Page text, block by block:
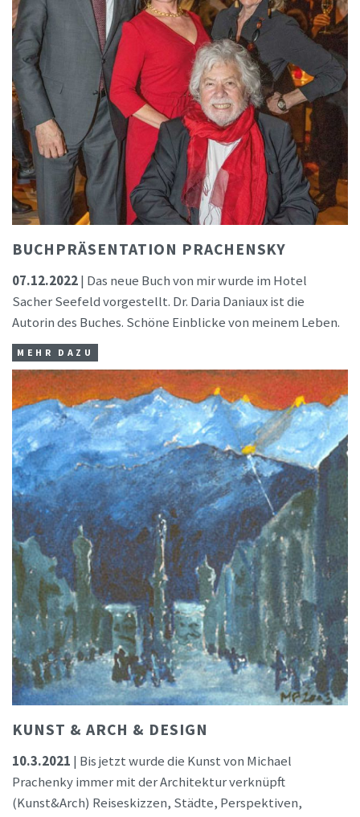
BUCHPRÄSENTATION PRACHENSKY
07.12.2022| Das neue Buch von mir wurde im Hotel
Sacher Seefeld vorgestellt. Dr. Daria Daniaux ist die
Autorin des Buches. Schöne Einblicke von meinem Leben.
MEHR DAZU
KUNST & ARCH & DESIGN
10.3.2021 | Bis jetzt wurde die Kunst von Michael
Prachenky immer mit der Architektur verknüpft
(Kunst&Arch) Reiseskizzen, Städte, Perspektiven,